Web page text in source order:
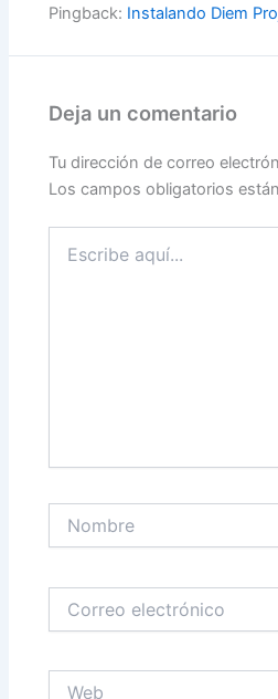
Pingback: Instalando Diem
Deja un comentario
Tu dirección de correo
Los campos obligatorios
aquí...
electrónico